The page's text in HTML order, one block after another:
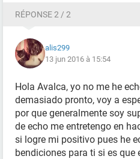
RÉPONSE 2 / 2
alis299
13 jun 2016 à 15:54
Hola Avalca, yo no me he
demasiado pronto, voy a
por que generalmente soy
de echo me entretengo en
si logre mi positivo pues he
bendiciones para ti si es